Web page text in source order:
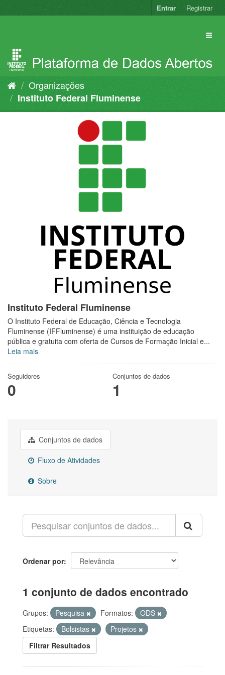
para
Entrar Registrar
Organizações
Instituto Federal Fluminense
Instituto Federal Fluminense
O Instituto Federal de Educação, Ciência e Tecnologia
Fluminense (IFFluminense) é uma instituição de educação
pública e gratuita com oferta de Cursos de Formação Inicial e...
Leia mais
Seguidores
0
Conjuntos de dados
1
Conjuntos de dados
Fluxo de Atividades
Sobre
Ordenar por
1 conjunto de dados encontrado
Grupos: Pesquisa Formatos:
ODS
Etiquetas:
Bolsistas
Projetos
Filtrar Resultados